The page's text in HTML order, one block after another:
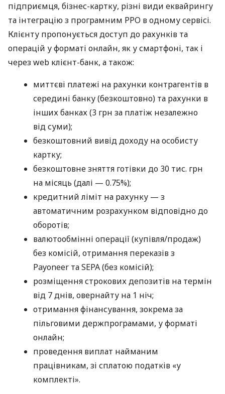
підприємця, бізнес-картку, різні види еквайрингу
та інтеграцію з програмним РРО в одному сервісі.
Клієнту пропонується доступ до рахунків та
операцій у форматі онлайн, як у смартфоні, так і
через web клієнт-банк, а також:
миттєві платежі на рахунки контрагентів в
середині банку (безкоштовно) та рахунки в
інших банках (3 грн за платіж незалежно
від суми);
безкоштовний вивід доходу на особисту
картку;
безкоштовне зняття готівки до 30 тис. грн
на місяць (далі — 0.75%);
кредитний ліміт на рахунку — з
автоматичним розрахунком відповідно до
оборотів;
валютообмінні операції (купівля/продаж)
без комісій, отримання переказів з
Payoneer та SEPA (без комісій);
розміщення строкових депозитів на термін
від 7 днів, овернайту на 1 ніч;
отримання фінансування, зокрема за
пільговими держпрограмами, у форматі
онлайн;
проведення виплат найманим
працівникам, зі сплатою податків «у
комплекті».